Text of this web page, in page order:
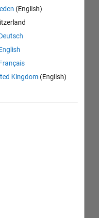
(English)
Kingdom(English)